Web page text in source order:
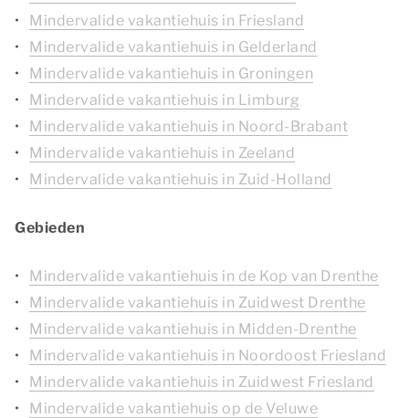
Mindervalide vakantiehuis in Friesland
Mindervalide vakantiehuis in Gelderland
Mindervalide vakantiehuis in Groningen
Mindervalide vakantiehuis in Limburg
Mindervalide vakantiehuis in Noord-Brabant
Mindervalide vakantiehuis in Zeeland
Mindervalide vakantiehuis in Zuid-Holland
Gebieden
Mindervalide vakantiehuis in de Kop van Drenthe
Mindervalide vakantiehuis in Zuidwest Drenthe
Mindervalide vakantiehuis in Midden-Drenthe
Mindervalide vakantiehuis in Noordoost Friesland
Mindervalide vakantiehuis in Zuidwest Friesland
Mindervalide vakantiehuis op de Veluwe